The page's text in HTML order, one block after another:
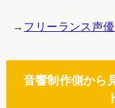
→ フリーランス声
音響制作側から